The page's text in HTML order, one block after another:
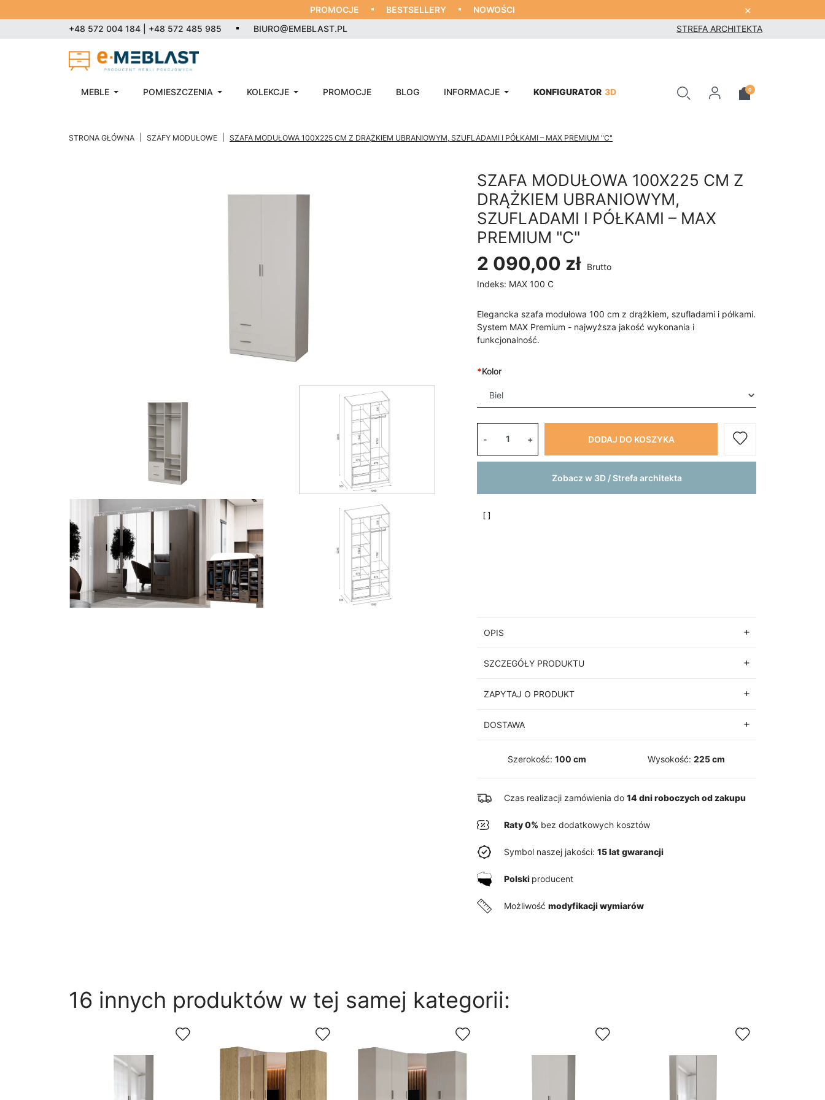
PROMOCJE BESTSELLERY NOWOŚCI ×
+48 572 004 184 | +48 572 485 985 BIURO@EMEBLAST.PL STREFA ARCHITEKTA
MEBLE POMIESZCZENIA KOLEKCJE PROMOCJE BLOG INFORMACJE KONFIGURATOR 3D 0
STRONA GŁÓWNA SZAFY MODUŁOWE SZAFA MODUŁOWA 100X225 CM Z DRĄŻKIEM UBRANIOWYM, SZUFLADAMI I PÓŁKAMI – MAX PREMIUM "C"
SZAFA MODUŁOWA 100X225 CM Z
DRĄŻKIEM UBRANIOWYM,
SZUFLADAMI I PÓŁKAMI – MAX
PREMIUM "C"
2 090,00 zł
Brutto
Indeks: MAX 100 C
Elegancka szafa modułowa 100 cm z drążkiem, szufladami i półkami.
System MAX Premium - najwyższa jakość wykonania i
funkcjonalność.
*Kolor
- + DODAJ DO KOSZYKA
Zobacz w 3D / Strefa architekta
OPIS
SZCZEGÓŁY PRODUKTU
ZAPYTAJ O PRODUKT
DOSTAWA
Szerokość: 100 cm Wysokość:225 cm
Czas realizacji zamówienia do 14 dni roboczych od zakupu
Raty 0% bez dodatkowych kosztów
Symbol naszej jakości: 15 lat gwarancji
Polski producent
Możliwość modyfikacji wymiarów
16 innych produktów w tej samej kategorii: